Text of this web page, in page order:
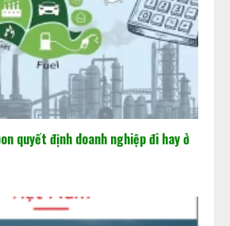
quyết định doanh nghiệp đi hay ở